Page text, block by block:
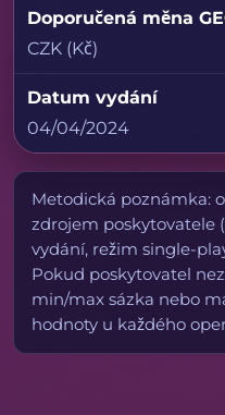
Doporučená měna
CZK (Kč)
Datum vydání
04/04/2024
Metodická poznámka:
zdrojem poskytovatele
vydání, režim single-
Pokud poskytovatel
min/max sázka nebo
hodnoty u každého